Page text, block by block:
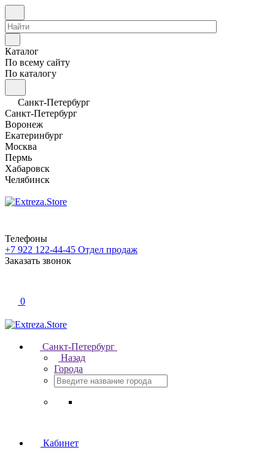
Каталог
По всему сайту
По каталогу
Санкт-Петербург
Санкт-Петербург
Воронеж
Екатеринбург
Москва
Пермь
Хабаровск
Челябинск
Телефоны
+7 922 122-44-45 Отдел продаж
Заказать звонок
0
Санкт-Петербург
Назад
Города
Кабинет